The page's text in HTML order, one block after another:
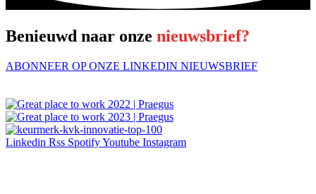
Benieuwd naar onze nieuwsbrief?
ABONNEER OP ONZE LINKEDIN NIEUWSBRIEF
Linkedin Rss SpotifyYoutube Instagram